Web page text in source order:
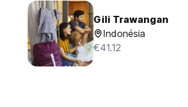
Gili Trawangan
Indonésia
€41.12